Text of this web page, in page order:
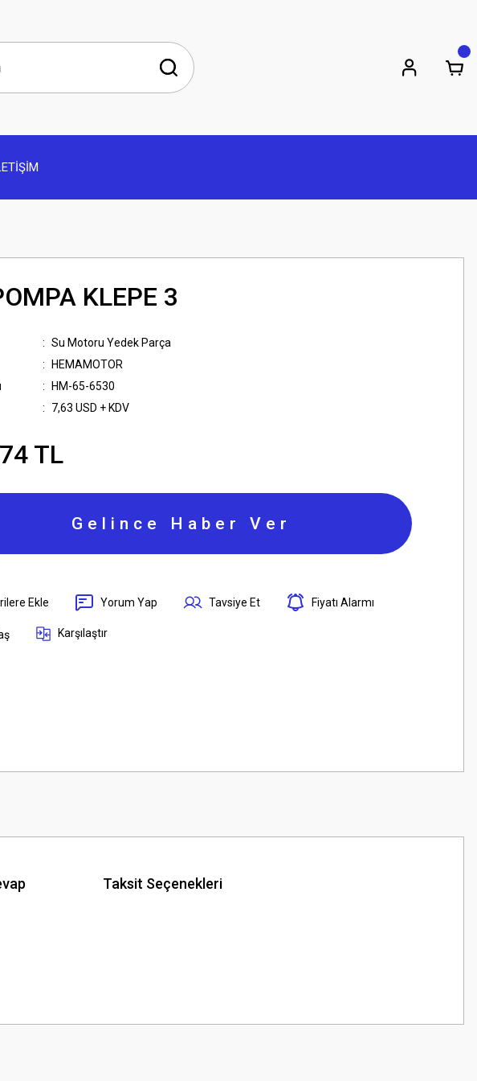
KLEPE 3
Su Motoru Yedek Parça
HEMAMOTOR
HM-65-6530
7,63 USD + KDV
TL
Gelince Haber Ver
Yorum Yap Tavsiye Et Fiyatı Alarmı
Karşılaştır
Taksit Seçenekleri